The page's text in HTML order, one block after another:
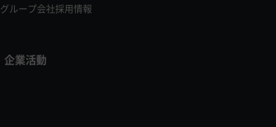
グループ会社採用情報
企業活動